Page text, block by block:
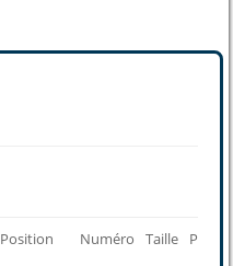
Position Numéro Taille Poids